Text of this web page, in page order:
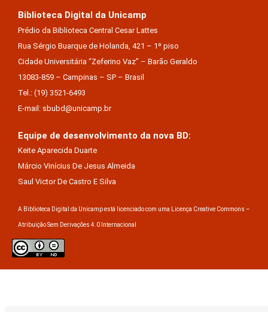
Biblioteca Digital da Unicamp
Prédio da Biblioteca Central Cesar Lattes
Rua Sérgio Buarque de Holanda, 421 – 1º piso
Cidade Universitária “Zeferino Vaz” – Barão Geraldo
13083-859 – Campinas – SP – Brasil
Tel.: (19) 3521-6493
E-mail: sbubd@unicamp.br
Equipe de desenvolvimento da nova BD:
Keite Aparecida Duarte
Márcio Vinícius De Jesus Almeida
Saul Victor De Castro E Silva
A Biblioteca Digital da Unicamp está licenciado com uma Licença Creative Commons –
Atribuição Sem Derivações 4.0 Internacional